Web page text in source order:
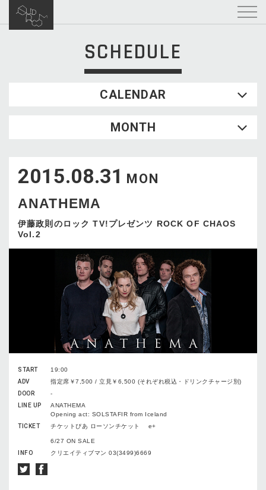
SCHEDULE
CALENDAR
WED
2
3 4 5
16
17 18
23
24 25 26 27 28
29
MONTH
2015.08.31 MON
ANATHEMA
伊藤政則のロック TV!プレゼンツ ROCK OF CHAOS
Vol.2
START
19:00
ADV
指定席￥7,500 / 立見￥6,500 (それぞれ税込・ドリンクチャージ別)
DOOR
-
LINE UP
ANATHEMA
Opening act: SOLSTAFIR from Iceland
TICKET
チケットぴあ ローソンチケット e+
6/27 ON SALE
INFO
クリエイティブマン 03(3499)6669